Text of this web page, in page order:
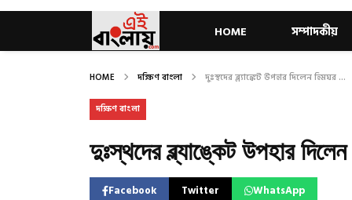
HOME সম্পাদকীয়
HOME দক্ষিণ বাংলা দুঃস্থদের ব্ল্যাঙ্কেট উপহার দিলেন হিমঘর ...
দক্ষিণ বাংলা
দুঃস্থদের ব্ল্যাঙ্কেট উপহার
Facebook Twitter WhatsApp